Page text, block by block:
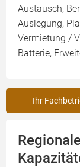
Austausch,
Auslegung,
Vermietung /
Batterie,
Ihr